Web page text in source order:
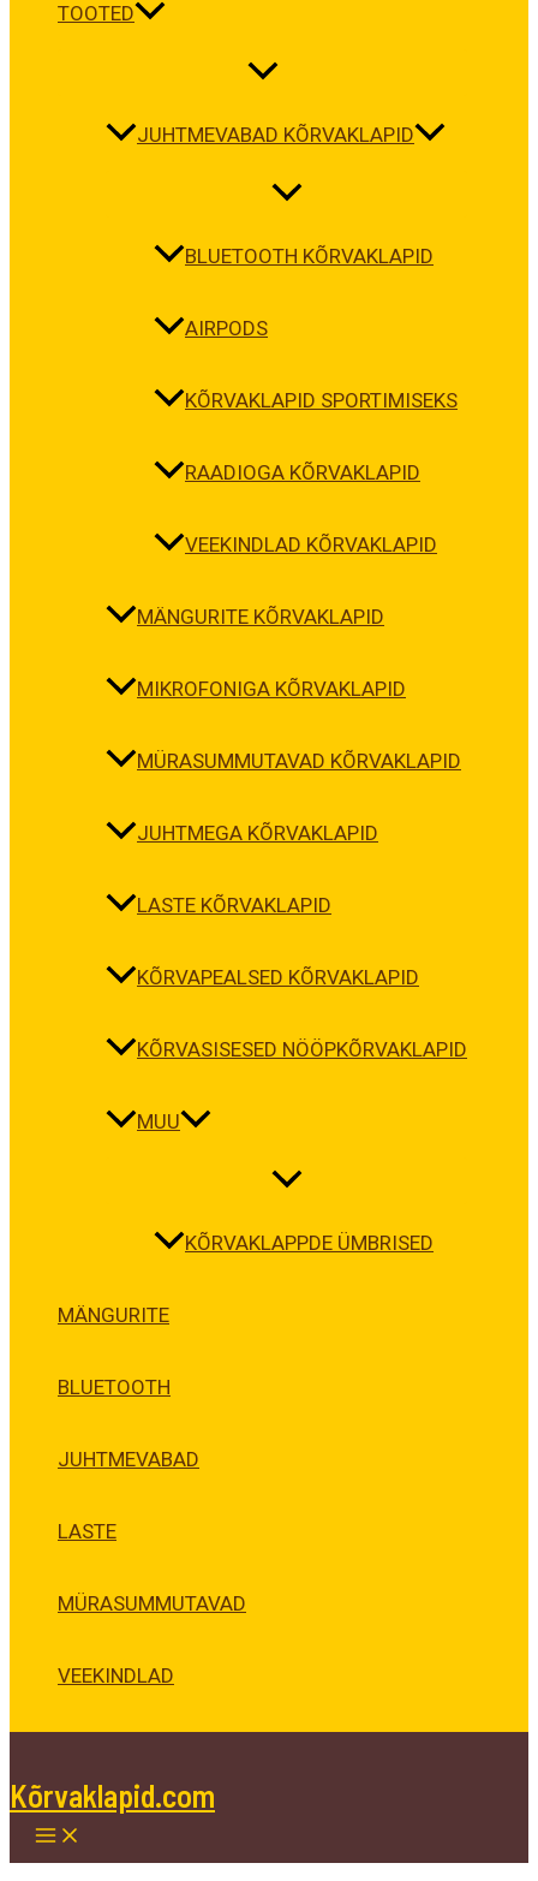
TOOTED
JUHTMEVABAD KÕRVAKLAPID
BLUETOOTH KÕRVAKLAPID
AIRPODS
KÕRVAKLAPID SPORTIMISEKS
RAADIOGA KÕRVAKLAPID
VEEKINDLAD KÕRVAKLAPID
MÄNGURITE KÕRVAKLAPID
MIKROFONIGA KÕRVAKLAPID
MÜRASUMMUTAVAD KÕRVAKLAPID
JUHTMEGA KÕRVAKLAPID
LASTE KÕRVAKLAPID
KÕRVAPEALSED KÕRVAKLAPID
KÕRVASISESED NÖÖPKÕRVAKLAPID
MUU
KÕRVAKLAPPDE ÜMBRISED
MÄNGURITE
BLUETOOTH
JUHTMEVABAD
LASTE
MÜRASUMMUTAVAD
VEEKINDLAD
Kõrvaklapid.com